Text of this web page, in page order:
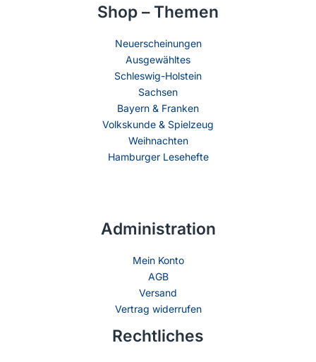
Shop – Themen
Neuerscheinungen
Ausgewähltes
Schleswig-Holstein
Sachsen
Bayern & Franken
Volkskunde & Spielzeug
Weihnachten
Hamburger Lesehefte
Administration
Mein Konto
AGB
Versand
Vertrag widerrufen
Rechtliches